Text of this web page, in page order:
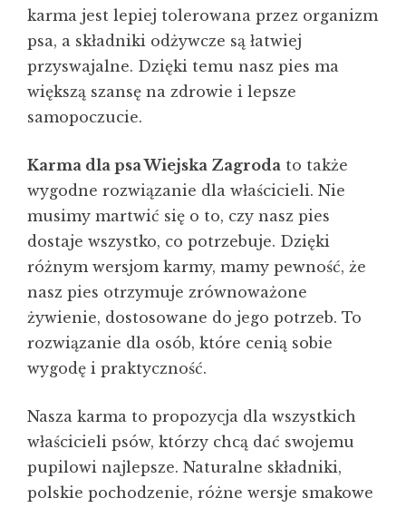
karma jest lepiej tolerowana przez organizm
psa, a składniki odżywcze są łatwiej
przyswajalne. Dzięki temu nasz pies ma
większą szansę na zdrowie i lepsze
samopoczucie.
Karma dla psa Wiejska Zagroda to także
wygodne rozwiązanie dla właścicieli. Nie
musimy martwić się o to, czy nasz pies
dostaje wszystko, co potrzebuje. Dzięki
różnym wersjom karmy, mamy pewność, że
nasz pies otrzymuje zrównoważone
żywienie, dostosowane do jego potrzeb. To
rozwiązanie dla osób, które cenią sobie
wygodę i praktyczność.
Nasza karma to propozycja dla wszystkich
właścicieli psów, którzy chcą dać swojemu
pupilowi najlepsze. Naturalne składniki,
polskie pochodzenie, różne wersje smakowe